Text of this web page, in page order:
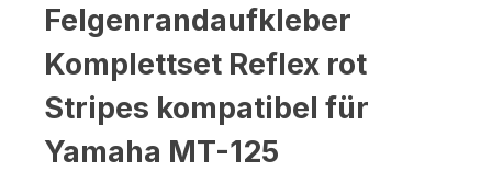
Felgenrandaufkleber
Komplettset Reflex rot
Stripes kompatibel für
Yamaha MT-125